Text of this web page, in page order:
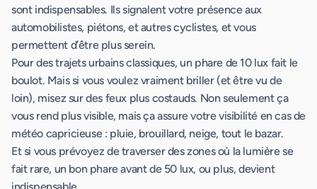
sont indispensables. Ils signalent votre présence aux
automobilistes, piétons, et autres cyclistes, et vous
permettent d’être plus serein.
Pour des trajets urbains classiques, un phare de 10 lux fait le
boulot. Mais si vous voulez vraiment briller (et être vu de
loin), misez sur des feux plus costauds. Non seulement ça
vous rend plus visible, mais ça assure votre visibilité en cas de
météo capricieuse : pluie, brouillard, neige, tout le bazar.
Et si vous prévoyez de traverser des zones où la lumière se
fait rare, un bon phare avant de 50 lux, ou plus, devient